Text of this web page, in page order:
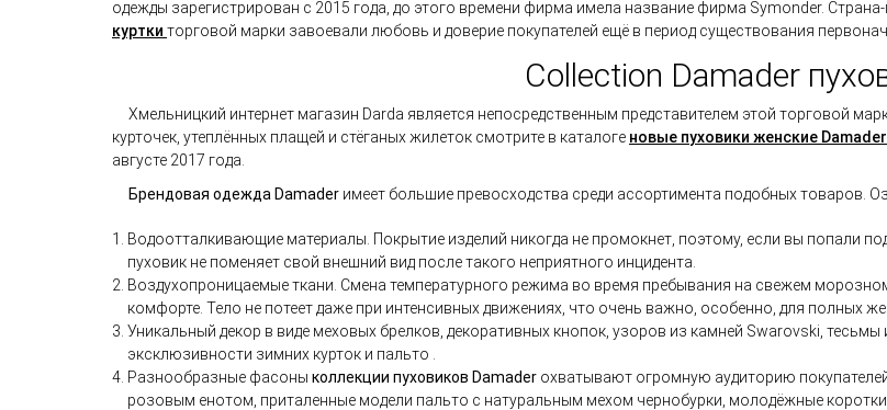
одежды зарегистрирован c 2015 года, до этого времени фирма имела название фирма Symonder.
куртки торговой марки завоевали любовь и доверие покупателей ещё в период существования
Collection Damader
Хмельницкий интернет магазин Darda является непосредственным представителем этой торговой
курточек, утеплённых плащей и стёганых жилеток смотрите в каталоге новые пуховики женские Damader
августе 2017 года.
Брендовая одежда Damader имеет большие превосходства среди ассортимента подобных товаров.
Водоотталкивающие материалы. Покрытие изделий никогда не промокнет, поэтому, если вы попали
пуховик не поменяет свой внешний вид после такого неприятного инцидента.
Воздухопроницаемые ткани. Смена температурного режима во время пребывания на свежем
комфорте. Тело не потеет даже при интенсивных движениях, что очень важно, особенно, для полных
Уникальный декор в виде меховых брелков, декоративных кнопок, узоров из камней Swarovski,
эксклюзивности зимних курток и пальто .
Разнообразные фасоны коллекции пуховиков Damader охватывают огромную аудиторию
розовым енотом, приталенные модели пальто с натуральным мехом чернобурки, молодёжные